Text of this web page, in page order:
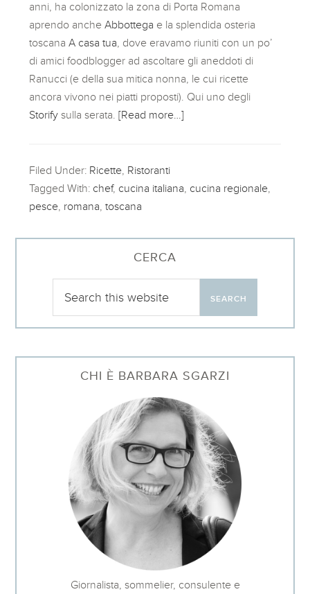
anni, ha colonizzato la zona di Porta Romana
aprendo ancheAbbottega e la splendida osteria
toscanaA casa tua , dove eravamo riuniti con un po’
di amici foodblogger ad ascoltare gli aneddoti di
Ranucci (e della sua mitica nonna, le cui ricette
ancora vivono nei piatti proposti). Qui uno degli
Storify sulla serata.[Read more…]
Filed Under: Ricette Ristoranti
Tagged With: chef, cucina italiana cucina regionale
pesce romana ,toscana
CERCA
CHI È BARBARA SGARZI
Giornalista, sommelier, consulente e